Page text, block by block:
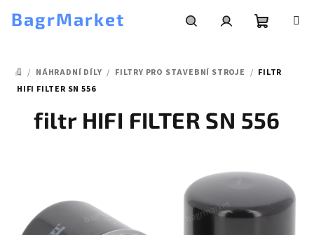
BagrMarket
DOMŮ
/ NÁHRADNÍ DÍLY / FILTRY PRO STAVEBNÍ STROJE / FILTR
HIFI FILTER SN 556
filtr HIFI FILTER SN 556